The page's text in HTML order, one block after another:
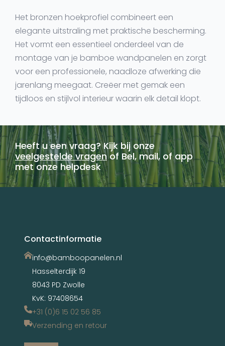
Het bronzen hoekprofiel combineert een
elegante uitstraling met praktische bescherming.
Het vormt een essentieel onderdeel van de
montage van je bamboe wandpanelen en zorgt
voor een professionele, naadloze afwerking die
jarenlang meegaat. Creëer met gemak een
tijdloos en stijlvol interieur waarin elk detail klopt.
Heeft u een vraag? Kijk bij onze
veelgestelde vragenof Bel, mail, of app
met onze helpdesk
Contactinformatie
info@bamboopanelen.nl
Hasselterdijk 19
8043 PD Zwolle
KvK: 97408654
+31 (0)6 15 02 56 85
Verzending en retour